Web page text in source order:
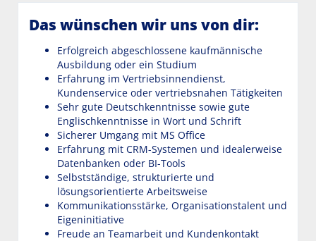
Das wünschen wir uns von dir:
Erfolgreich abgeschlossene kaufmännische
Ausbildung oder ein Studium
Erfahrung im Vertriebsinnendienst,
Kundenservice oder vertriebsnahen Tätigkeiten
Sehr gute Deutschkenntnisse sowie gute
Englischkenntnisse in Wort und Schrift
Sicherer Umgang mit MS Office
Erfahrung mit CRM-Systemen und idealerweise
Datenbanken oder BI-Tools
Selbstständige, strukturierte und
lösungsorientierte Arbeitsweise
Kommunikationsstärke, Organisationstalent und
Eigeninitiative
Freude an Teamarbeit und Kundenkontakt